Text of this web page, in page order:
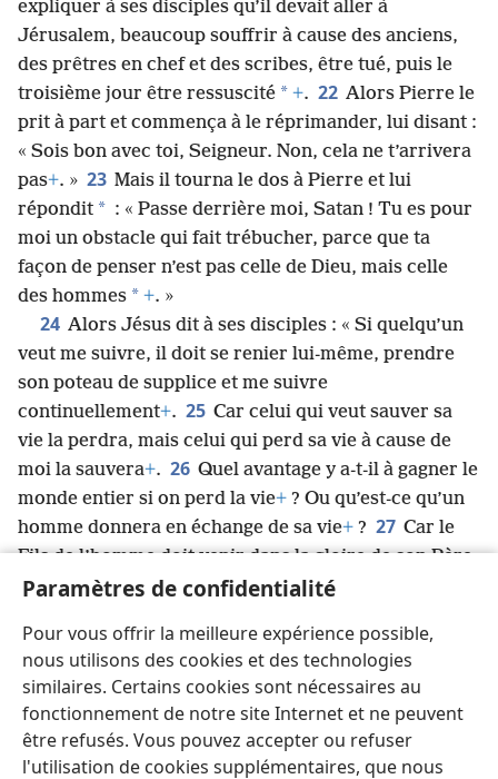
Paramètres de confidentialité
Pour vous offrir la meilleure expérience possible,
nous utilisons des cookies et des technologies
similaires. Certains cookies sont nécessaires au
fonctionnement de notre site Internet et ne peuvent
être refusés. Vous pouvez accepter ou refuser
l'utilisation de cookies supplémentaires, que nous
expliquer à ses disciples qu’il devait aller à
Jérusalem, beaucoup souffrir à cause des anciens,
des prêtres en chef et des scribes, être tué, puis le
troisième jour être ressuscité * +. 22 Alors Pierre le
prit à part et commença à le réprimander, lui disant :
« Sois bon avec toi, Seigneur. Non, cela ne t’arrivera
pas+. » 23 Mais il tourna le dos à Pierre et lui
répondit * : « Passe derrière moi, Satan ! Tu es pour
moi un obstacle qui fait trébucher, parce que ta
façon de penser n’est pas celle de Dieu, mais celle
des hommes * +. »
24 Alors Jésus dit à ses disciples : « Si quelqu’un
veut me suivre, il doit se renier lui-même, prendre
son poteau de supplice et me suivre
continuellement+. 25 Car celui qui veut sauver sa
vie la perdra, mais celui qui perd sa vie à cause de
moi la sauvera+. 26 Quel avantage y a-t-il à gagner le
monde entier si on perd la vie+ ? Ou qu’est-ce qu’un
homme donnera en échange de sa vie+ ? 27 Car le
Fils de l’homme doit venir dans la gloire de son Père
avec ses anges +, et il donnera alors à chacun ce qu’il
je vous dis que certains de ceux qui sont ici ne
goûteront pas la mort avant de voir d’abord le Fils de
l’homme venir dans son royaume